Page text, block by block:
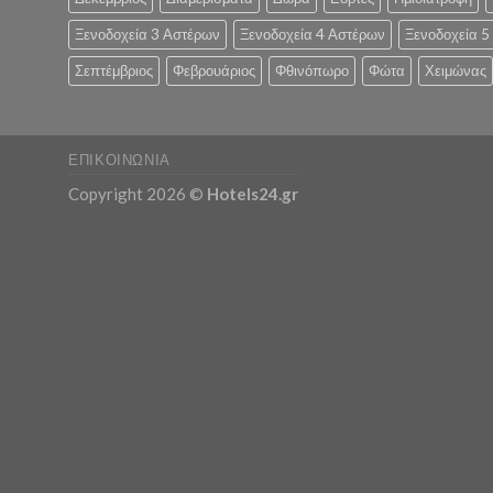
Ξενοδοχεία 3 Αστέρων Ξενοδοχεία 4 Αστέρων Ξενοδοχεία
Σεπτέμβριος Φεβρουάριος Φθινόπωρο Φώτα Χειμώνας
ΕΠΙΚΟΙΝΩΝΊΑ
Copyright 2026 © Hotels24.gr